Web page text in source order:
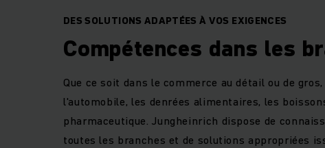
DES SOLUTIONS ADAPTÉES À VOS EXIGENCES
Compétences dans les
Que ce soit dans le commerce au détail ou de
l'automobile, les denrées alimentaires, les
pharmaceutique. Jungheinrich dispose de
toutes les branches et de solutions appropriées